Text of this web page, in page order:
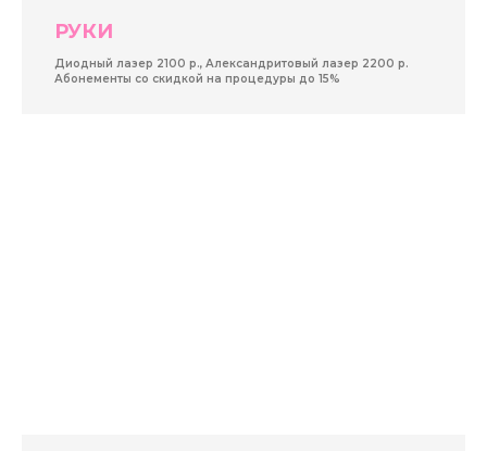
РУКИ
Диодный лазер 2100 р., Александритовый лазер 2200 р.
Абонементы со скидкой на процедуры до 15%